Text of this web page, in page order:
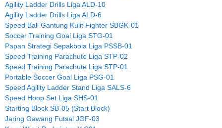
Agility Ladder Drills Liga ALD-10
Agility Ladder Drills Liga ALD-6
Speed Ball Gantung Kulit Fighter SBGK-01
Soccer Training Goal Liga STG-01
Papan Strategi Sepakbola Liga PSSB-01
Speed Training Parachute Liga STP-02
Speed Training Parachute Liga STP-01
Portable Soccer Goal Liga PSG-01
Speed Agility Ladder Stand Liga SALS-6
Speed Hoop Set Liga SHS-01
Starting Block SB-05 (Start Block)
Jaring Gawang Futsal JGF-03